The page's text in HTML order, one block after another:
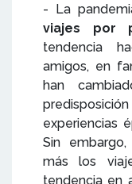
- La
viajes por
tendencia
amigos, en
han
experiencias
Sin
más los
tendencia en